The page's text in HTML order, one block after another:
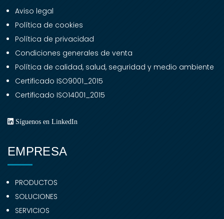
Aviso legal
Política de cookies
Política de privacidad
Condiciones generales de venta
Política de calidad, salud, seguridad y medio ambiente
Certificado ISO9001_2015
Certificado ISO14001_2015
Síguenos en LinkedIn
EMPRESA
PRODUCTOS
SOLUCIONES
SERVICIOS